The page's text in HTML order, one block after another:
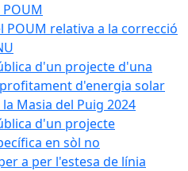
POUM
POUM relativa a la correcció
d'un projecte d'una
d'energia solar
Masia del Puig 2024
d'un projecte
en sòl no
a per l'estesa de línia